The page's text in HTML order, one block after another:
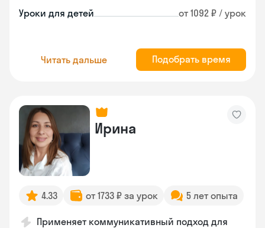
Уроки для детей от 1092 ₽ / урок
Читать дальше Подобрать время
Ирина
4.33 от 1733 ₽ за урок 5 лет опыта
Применяет коммуникативный подход для